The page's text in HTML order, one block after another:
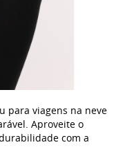
para viagens na neve
Aproveite o
com a